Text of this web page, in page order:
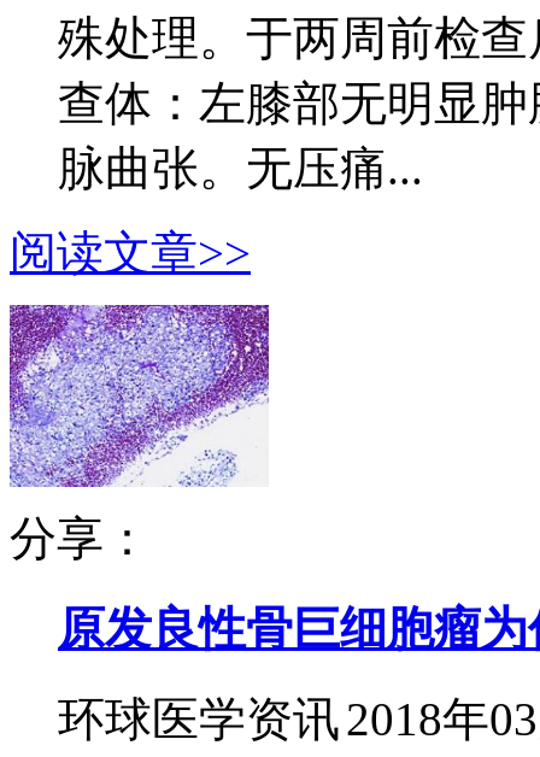
殊处理。于两周前检
查体：左膝部无明显
脉曲张。无压痛...
阅读文章>>
分享：
原发良性骨巨细胞瘤
环球医学资讯2018年